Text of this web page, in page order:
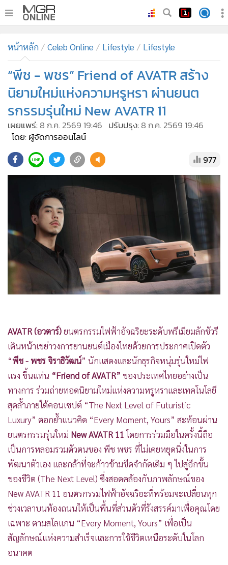
ทันเหตุการณ์
• ภาคใต้
• ภูมิภาค
Online Section
• บันเทิง
ผู้จัดการรายวัน
• ละคร
Cyber BIZ
ผู้จัดกวน
• Good health & Well-being
Green Innovation & SD
• Management & HR
MGR Live
Infographic
• กีฬา
ต่างประเทศ
Special Scoop
เศรษฐกิจ-ธุรกิจ
• จีน
• ชุมชน-คุณภาพชีวิต
• อาชญากรรม
• Motoring
• เกม
• วิทยาศาสตร์
• SMEs
• หุ้น
• อินโดจีน
• กองทุนรวม
• Celeb Online
หน้าหลัก Celeb Online Lifestyle Lifestyle
“พีช - พชร” Friend of AVATR สร้าง
นิยามใหม่แห่งความหรูหรา ผ่านยนต
รกรรมรุ่นใหม่ New AVATR 11
เผยแพร่: 8 ก.ค. 2569 19:46 ปรับปรุง: 8 ก.ค. 2569 19:46
โดย: ผู้จัดการออนไลน์
977
AVATR (อวตาร์)ยนตรกรรมไฟฟ้าอัจฉริยะระดับพรีเมียมลักชัวรี
เดินหน้าเขย่าวงการยานยนต์เมืองไทยด้วยการประกาศเปิดตัว
“พีช - พชร จิราธิวัฒน์” นักแสดงและนักธุรกิจหนุ่มรุ่นใหม่ไฟ
แรง ขึ้นแท่น “Friend of AVATR” ของประเทศไทยอย่างเป็น
ทางการ ร่วมถ่ายทอดนิยามใหม่แห่งความหรูหราและเทคโนโลยี
สุดล้ำภายใต้คอนเซปต์ “The Next Level of Futuristic
Luxury” ตอกย้ำแนวคิด “Every Moment, Yours” สะท้อนผ่าน
ยนตรกรรมรุ่นใหม่ New AVATR 11โดยการร่วมมือในครั้งนี้ถือ
เป็นการหลอมรวมตัวตนของ พีช พชร ที่ไม่เคยหยุดนิ่งในการ
พัฒนาตัวเอง และกล้าที่จะก้าวข้ามขีดจำกัดเดิม ๆ ไปสู่อีกขั้น
ของชีวิต (The Next Level) ซึ่งสอดคล้องกับภาพลักษณ์ของ
New AVATR 11 ยนตรกรรมไฟฟ้าอัจฉริยะที่พร้อมจะเปลี่ยนทุก
ช่วงเวลาบนท้องถนนให้เป็นพื้นที่ส่วนตัวที่รังสรรค์มาเพื่อคุณโดย
เฉพาะ ตามสโลแกน “Every Moment, Yours” เพื่อเป็น
สัญลักษณ์แห่งความสำเร็จและการใช้ชีวิตเหนือระดับในโลก
อนาคต